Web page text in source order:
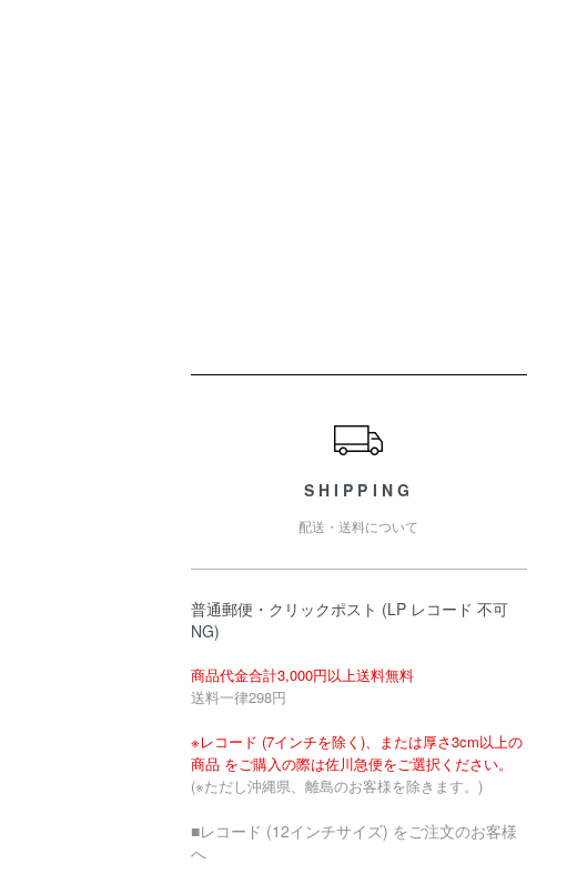
SHIPPING
配送・送料について
普通郵便・クリックポスト (LP レコード 不可
NG)
商品代金合計3,000円以上送料無料
送料一律298円
※レコード (7インチを除く)、または厚さ3cm以上の
商品 をご購入の際は佐川急便をご選択ください。
(※ただし沖縄県、離島のお客様を除きます。)
■レコード (12インチサイズ) をご注文のお客様
へ